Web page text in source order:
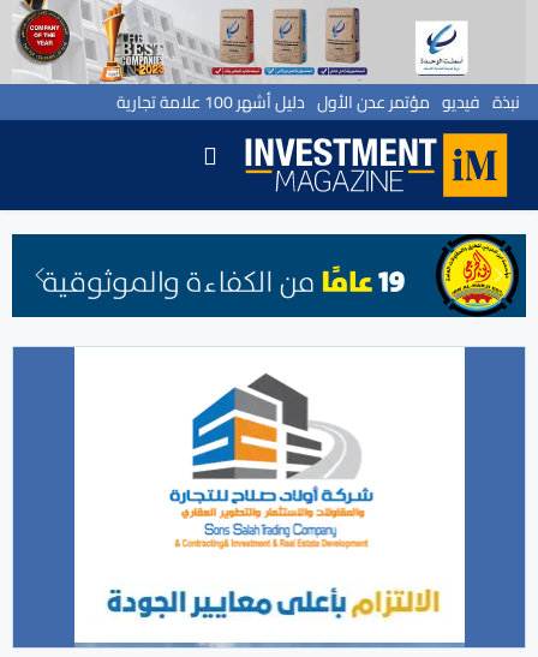
نبذة فيديو مؤتمر عدن الأول دليل أشهر 100 علامة تجارية